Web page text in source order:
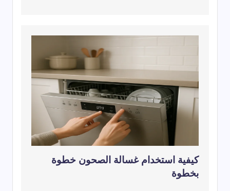
كيفية استخدام غسالة الصحون خطوة
بخطوة